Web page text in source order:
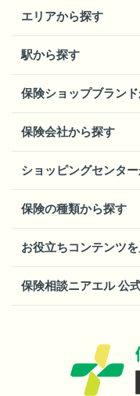
エリアから探す
駅から探す
保険ショップブラン
保険会社から探す
ショッピングセンタ
保険の種類から探す
お役立ちコンテンツ
保険相談ニアエル 公